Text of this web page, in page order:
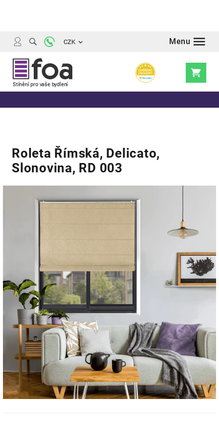
CZK
Nákupní
Roleta Římská, Delicato,
Slonovina, RD 003